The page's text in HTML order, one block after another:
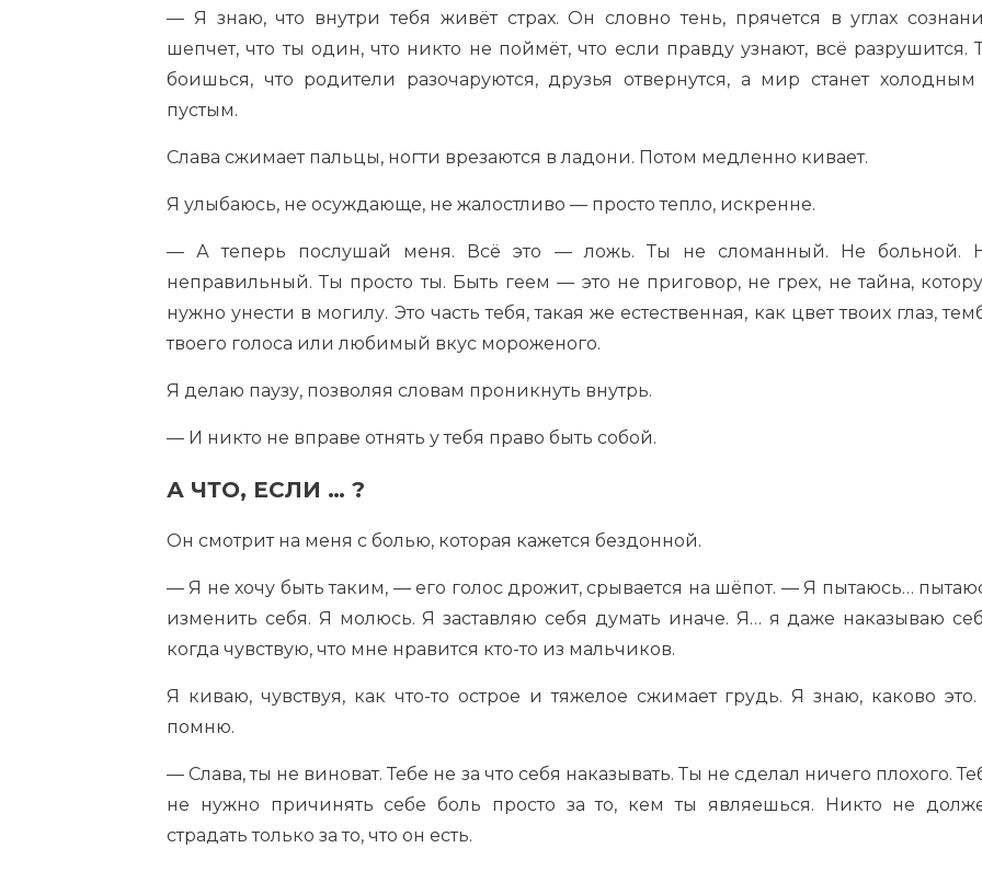
— Я знаю, что внутри тебя живёт страх. Он словно тень, прячется в углах
шепчет, что ты один, что никто не поймёт, что если правду узнают, всё разрушится.
боишься, что родители разочаруются, друзья отвернутся, а мир станет
пустым.
Слава сжимает пальцы, ногти врезаются в ладони. Потом медленно кивает.
Я улыбаюсь, не осуждающе, не жалостливо — просто тепло, искренне.
— А теперь послушай меня. Всё это — ложь. Ты не сломанный. Не больной.
неправильный. Ты просто ты. Быть геем — это не приговор, не грех, не тайна,
нужно унести в могилу. Это часть тебя, такая же естественная, как цвет твоих глаз,
твоего голоса или любимый вкус мороженого.
Я делаю паузу, позволяя словам проникнуть внутрь.
— И никто не вправе отнять у тебя право быть собой.
А ЧТО, ЕСЛИ … ?
Он смотрит на меня с болью, которая кажется бездонной.
— Я не хочу быть таким, — его голос дрожит, срывается на шёпот. — Я пытаюсь…
изменить себя. Я молюсь. Я заставляю себя думать иначе. Я… я даже наказываю
когда чувствую, что мне нравится кто-то из мальчиков.
Я киваю, чувствуя, как что-то острое и тяжелое сжимает грудь. Я знаю, каково
помню.
— Слава, ты не виноват. Тебе не за что себя наказывать. Ты не сделал ничего плохого.
не нужно причинять себе боль просто за то, кем ты являешься. Никто не
страдать только за то, что он есть.